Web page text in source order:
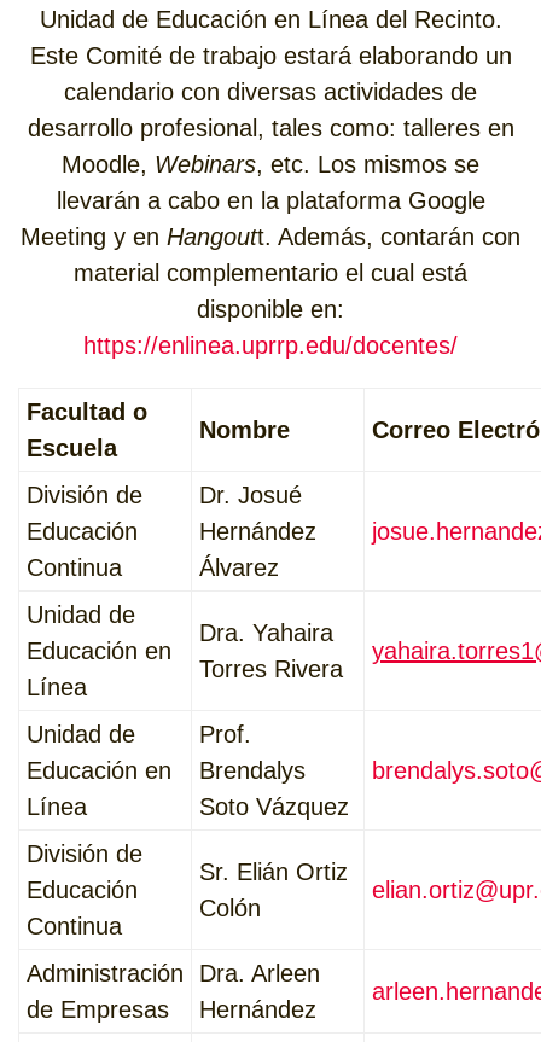
Unidad de Educación en Línea del Recinto.
Este Comité de trabajo estará elaborando un
calendario con diversas actividades de
desarrollo profesional, tales como: talleres en
Moodle, Webinars, etc. Los mismos se
llevarán a cabo en la plataforma Google
Meeting y en Hangoutt. Además, contarán con
material complementario el cual está
disponible en:
https://enlinea.uprrp.edu/docentes/
Facultad o
Escuela
Nombre Correo
División de
Educación
Continua
Dr. Josué
Hernández
Álvarez
Unidad de
Educación en
Línea
Dra. Yahaira
Torres Rivera
Unidad de
Educación en
Línea
Prof.
Brendalys
Soto Vázquez
División de
Educación
Continua
Sr. Elián Ortiz
Colón
Administración
de Empresas
Dra. Arleen
Hernández